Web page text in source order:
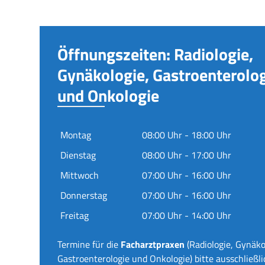
Öffnungszeiten: Radiologie,
Gynäkologie,
und Onkologie
Montag
08:00 Uhr - 18:00 Uhr
Dienstag
08:00 Uhr - 17:00 Uhr
Mittwoch
07:00 Uhr - 16:00 Uhr
Donnerstag
07:00 Uhr - 16:00 Uhr
Freitag
07:00 Uhr - 14:00 Uhr
Termine für die Facharztpraxen (Radiologie,
Gastroenterologie und Onkologie) bitte